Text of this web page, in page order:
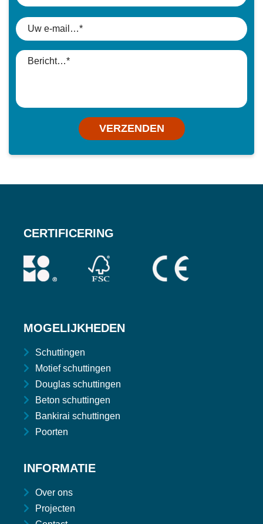
VERZENDEN
CERTIFICERING
MOGELIJKHEDEN
Schuttingen
Motief schuttingen
Douglas schuttingen
Beton schuttingen
Bankirai schuttingen
Poorten
INFORMATIE
Over ons
Projecten